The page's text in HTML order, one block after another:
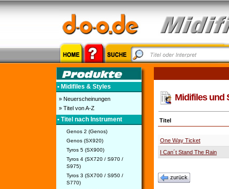
• Midifiles & Styles
» Neuerscheinungen
» Titel von A-Z
• Titel nach Instrument
Genos 2 (Genos)
Genos (SX920)
Tyros 5 (SX900)
Tyros 4 (SX720 / S970 /
S975)
Tyros 3 (SX700 / S950 /
S770)
Midifiles und
Titel
One Way Ticket
I Can´t Stand The Rain
zurück